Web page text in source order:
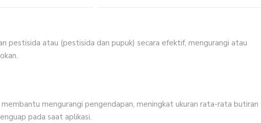
pestisida atau (pestisida dan pupuk) secara efektif, mengurangi atau
mengurangi pengendapan, meningkat ukuran rata-rata butiran
pada saat aplikasi.